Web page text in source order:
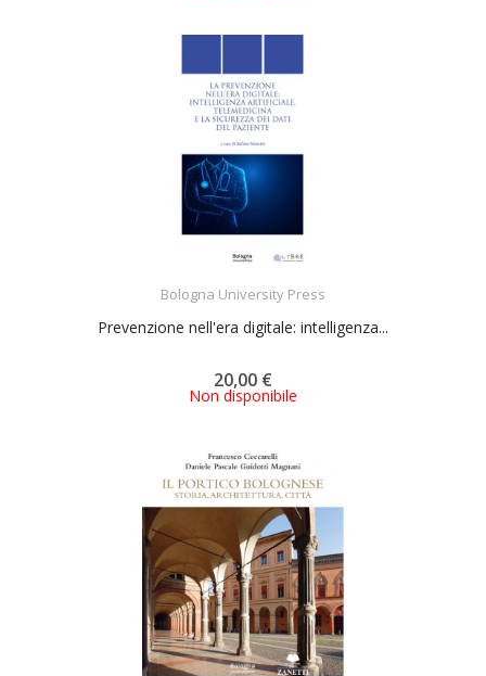
Bologna University Press
Prevenzione nell'era digitale: intelligenza...
20,00 €
Non disponibile